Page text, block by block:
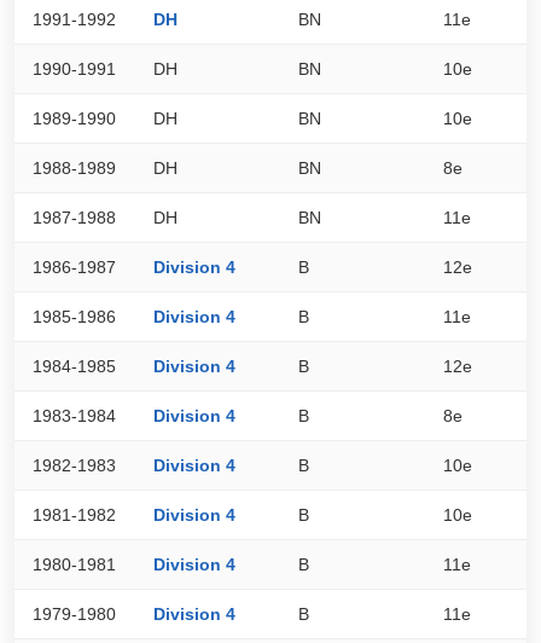
1991-1992 DH BN 11e
1990-1991 DH BN 10e
1989-1990 DH BN 10e
1988-1989 DH BN 8e
1987-1988 DH BN 11e
1986-1987 Division 4 B 12e
1985-1986 Division 4 B 11e
1984-1985 Division 4 B 12e
1983-1984 Division 4 B 8e
1982-1983 Division 4 B 10e
1981-1982 Division 4 B 10e
1980-1981 Division 4 B 11e
1979-1980 Division 4 B 11e